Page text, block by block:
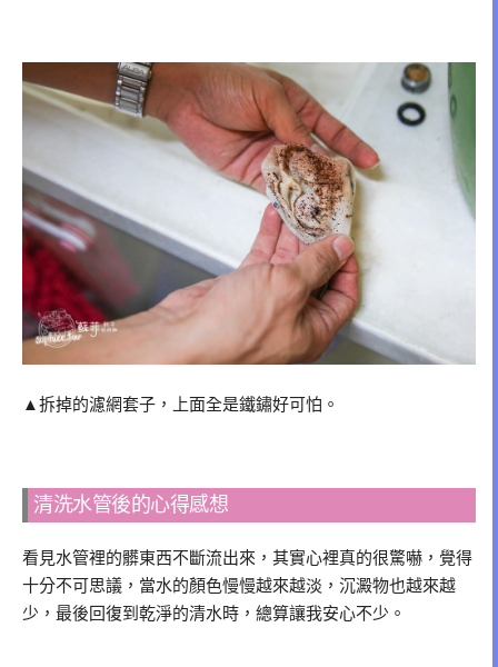
▲拆掉的濾網套子，上面全是鐵鏽好可怕。
清洗水管後的心得感想
看見水管裡的髒東西不斷流出來，其實心裡真的很驚嚇，覺得
十分不可思議，當水的顏色慢慢越來越淡，沉澱物也越來越
少，最後回復到乾淨的清水時，總算讓我安心不少。